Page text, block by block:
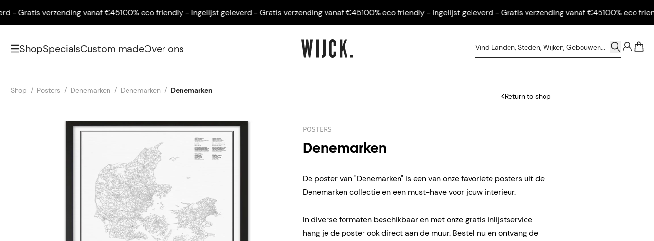
verzending vanaf €45100% eco friendly - Ingelijst geleverd - Gratis verzending vanaf €45100% eco friendly - Ingelijst geleverd - Gratis verzending vanaf €45100% eco friendly
ShopSpecialsCustom madeOver ons
Shop Posters Denemarken Denemarken Denemarken
Return to shop
POSTERS
Denemarken
De poster van "Denemarken" is een van onze favoriete posters uit de
Denemarken collectie en een must-have voor jouw interieur.
In diverse formaten beschikbaar en met onze gratis inlijstservice
hang je de poster ook direct aan de muur. Bestel nu en ontvang de